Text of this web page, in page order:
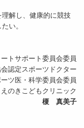
解し、健康的に競技
い。
トサポート委員会委員
認定スポーツドクター
ツ医・科学委員会委員
えのきこどもクリニック
榎 真美子